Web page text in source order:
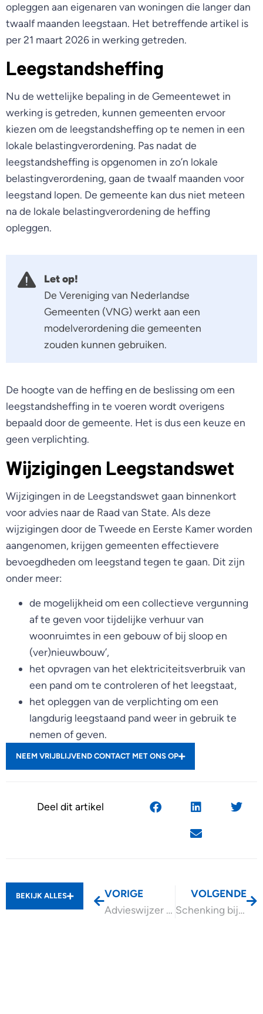
opleggen aan eigenaren van woningen die langer dan
twaalf maanden leegstaan. Het betreffende artikel is
per 21 maart 2026 in werking getreden.
Leegstandsheffing
Nu de wettelijke bepaling in de Gemeentewet in
werking is getreden, kunnen gemeenten ervoor
kiezen om de leegstandsheffing op te nemen in een
lokale belastingverordening. Pas nadat de
leegstandsheffing is opgenomen in zo’n lokale
belastingverordening, gaan de twaalf maanden voor
leegstand lopen. De gemeente kan dus niet meteen
na de lokale belastingverordening de heffing
opleggen.
Let op!
De Vereniging van Nederlandse
Gemeenten (VNG) werkt aan een
modelverordening die gemeenten
zouden kunnen gebruiken.
De hoogte van de heffing en de beslissing om een
leegstandsheffing in te voeren wordt overigens
bepaald door de gemeente. Het is dus een keuze en
geen verplichting.
Wijzigingen Leegstandswet
Wijzigingen in de Leegstandswet gaan binnenkort
voor advies naar de Raad van State. Als deze
wijzigingen door de Tweede en Eerste Kamer worden
aangenomen, krijgen gemeenten effectievere
bevoegdheden om leegstand tegen te gaan. Dit zijn
onder meer:
de mogelijkheid om een collectieve vergunning
af te geven voor tijdelijke verhuur van
woonruimtes in een gebouw of bij sloop en
(ver)nieuwbouw’,
het opvragen van het elektriciteitsverbruik van
een pand om te controleren of het leegstaat,
het opleggen van de verplichting om een
langdurig leegstaand pand weer in gebruik te
nemen of geven.
NEEM VRIJBLIJVEND CONTACT MET ONS OP
Deel dit artikel
BEKIJK ALLES
VORIGE
Advieswijzer Basisverzekering arbeidsongeschiktheid zelfstandigen (BAZ)
VOLGENDE
Schenking bij borg lening aan bv kind